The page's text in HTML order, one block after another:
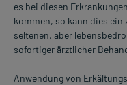
es bei diesen
kommen, so kann dies ein
seltenen, aber
sofortiger ärztlicher
Anwendung von